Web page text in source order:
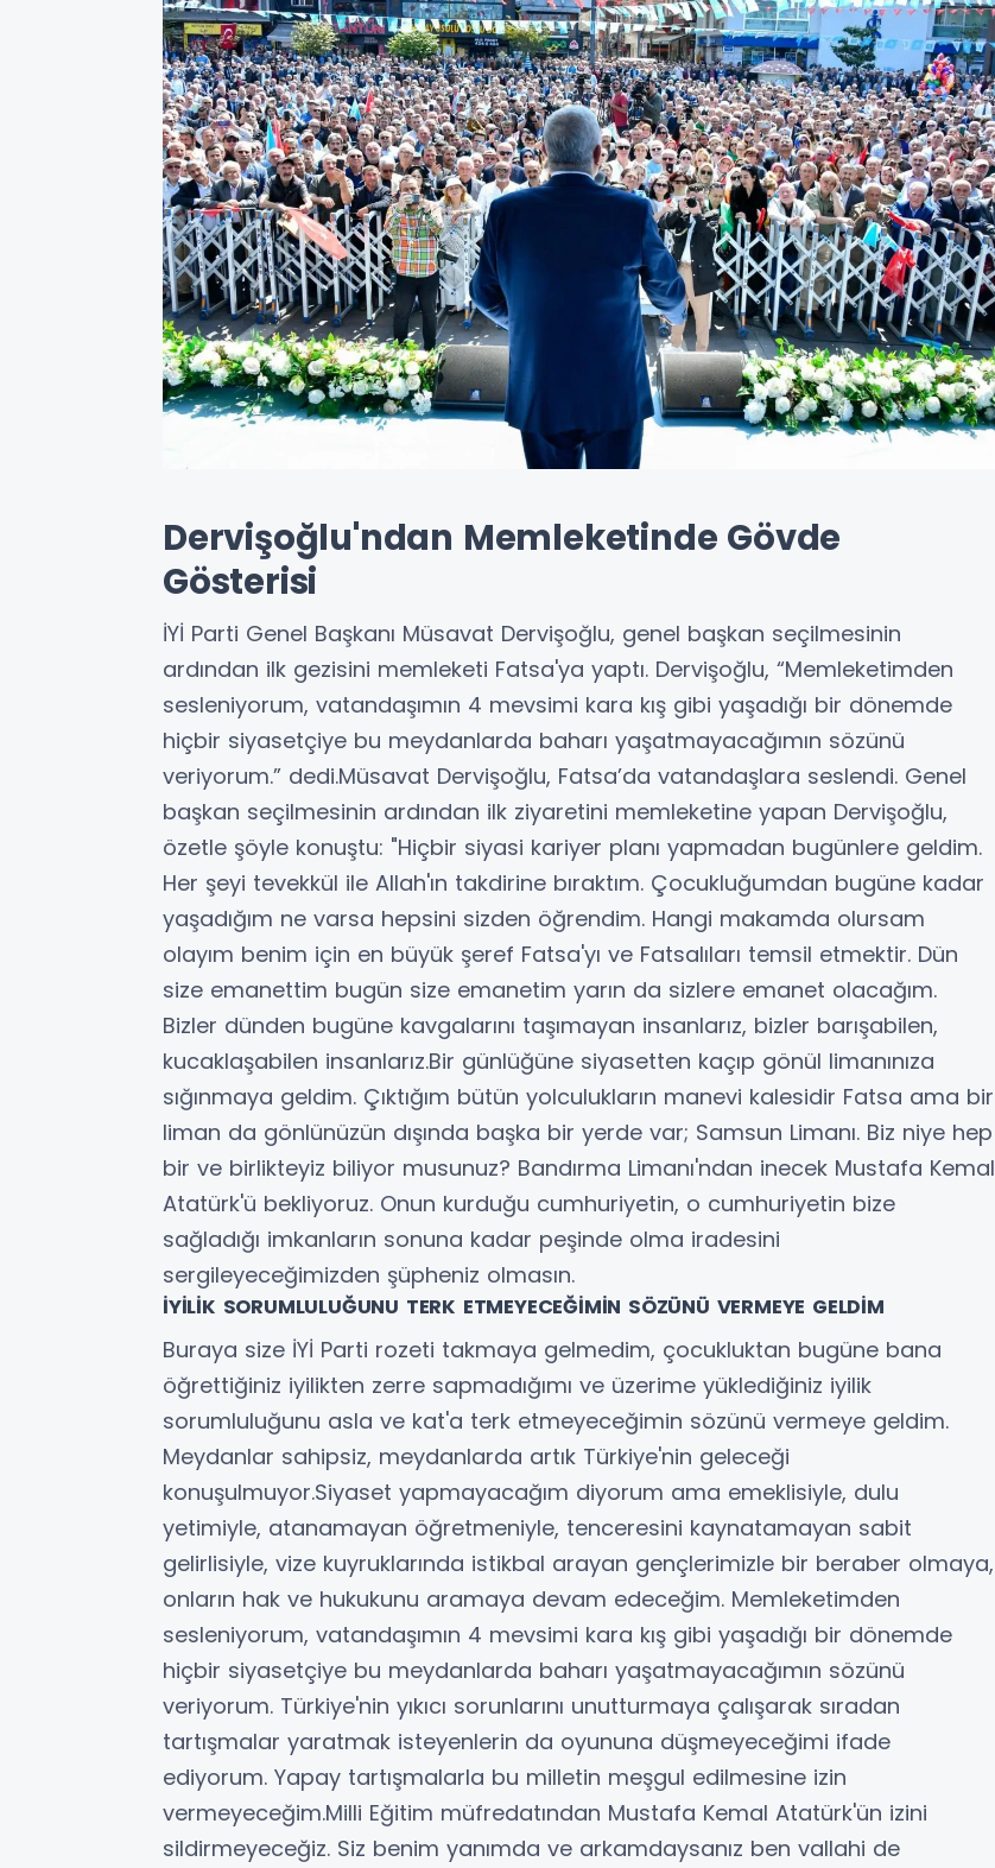
Dervişoğlu'ndan Memleketinde Gövde
Gösterisi
İYİ Parti Genel Başkanı Müsavat Dervişoğlu, genel başkan seçilmesinin
ardından ilk gezisini memleketi Fatsa'ya yaptı. Dervişoğlu, “Memleketimden
sesleniyorum, vatandaşımın 4 mevsimi kara kış gibi yaşadığı bir dönemde
hiçbir siyasetçiye bu meydanlarda baharı yaşatmayacağımın sözünü
veriyorum.” dedi.Müsavat Dervişoğlu, Fatsa’da vatandaşlara seslendi. Genel
başkan seçilmesinin ardından ilk ziyaretini memleketine yapan Dervişoğlu,
özetle şöyle konuştu: "Hiçbir siyasi kariyer planı yapmadan bugünlere geldim.
Her şeyi tevekkül ile Allah'ın takdirine bıraktım. Çocukluğumdan bugüne kadar
yaşadığım ne varsa hepsini sizden öğrendim. Hangi makamda olursam
olayım benim için en büyük şeref Fatsa'yı ve Fatsalıları temsil etmektir. Dün
size emanettim bugün size emanetim yarın da sizlere emanet olacağım.
Bizler dünden bugüne kavgalarını taşımayan insanlarız, bizler barışabilen,
kucaklaşabilen insanlarız.Bir günlüğüne siyasetten kaçıp gönül limanınıza
sığınmaya geldim. Çıktığım bütün yolculukların manevi kalesidir Fatsa ama bir
liman da gönlünüzün dışında başka bir yerde var; Samsun Limanı. Biz niye hep
bir ve birlikteyiz biliyor musunuz? Bandırma Limanı'ndan inecek Mustafa Kemal
Atatürk'ü bekliyoruz. Onun kurduğu cumhuriyetin, o cumhuriyetin bize
sağladığı imkanların sonuna kadar peşinde olma iradesini
sergileyeceğimizden şüpheniz olmasın.
İYİLİK SORUMLULUĞUNU TERK ETMEYECEĞİMİN SÖZÜNÜ VERMEYE GELDİM
Buraya size İYİ Parti rozeti takmaya gelmedim, çocukluktan bugüne bana
öğrettiğiniz iyilikten zerre sapmadığımı ve üzerime yüklediğiniz iyilik
sorumluluğunu asla ve kat'a terk etmeyeceğimin sözünü vermeye geldim.
Meydanlar sahipsiz, meydanlarda artık Türkiye'nin geleceği
konuşulmuyor.Siyaset yapmayacağım diyorum ama emeklisiyle, dulu
yetimiyle, atanamayan öğretmeniyle, tenceresini kaynatamayan sabit
gelirlisiyle, vize kuyruklarında istikbal arayan gençlerimizle bir beraber olmaya,
onların hak ve hukukunu aramaya devam edeceğim. Memleketimden
sesleniyorum, vatandaşımın 4 mevsimi kara kış gibi yaşadığı bir dönemde
hiçbir siyasetçiye bu meydanlarda baharı yaşatmayacağımın sözünü
veriyorum. Türkiye'nin yıkıcı sorunlarını unutturmaya çalışarak sıradan
tartışmalar yaratmak isteyenlerin da oyununa düşmeyeceğimi ifade
ediyorum. Yapay tartışmalarla bu milletin meşgul edilmesine izin
vermeyeceğim.Milli Eğitim müfredatından Mustafa Kemal Atatürk'ün izini
sildirmeyeceğiz. Siz benim yanımda ve arkamdaysanız ben vallahi de